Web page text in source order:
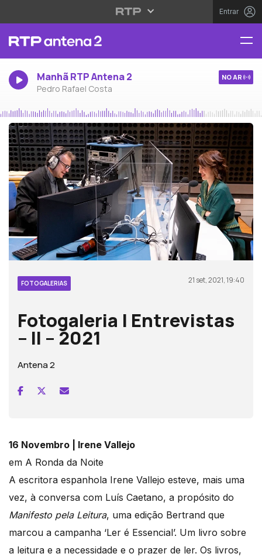
Entrar
Manhã RTP Antena 2
Pedro Rafael Costa
NO AR
FOTOGALERIAS 21 set, 2021, 19:40
Fotogaleria | Entrevistas
– II – 2021
Antena 2
16 Novembro | Irene Vallejo
em A Ronda da Noite
A escritora espanhola Irene Vallejo esteve, mais uma
vez, à conversa com Luís Caetano, a propósito do
Manifesto pela Leitura, uma edição Bertrand que
marcou a campanha ‘Ler é Essencial’. Um livro sobre
a leitura e a necessidade e o prazer de ler. Os livros,